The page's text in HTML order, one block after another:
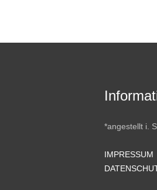
*angestellt i.
IMPRESSUM